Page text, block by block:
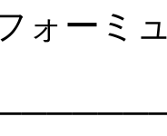
ォーミ